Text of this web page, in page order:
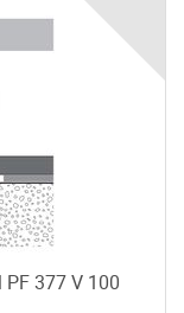
377 V 100